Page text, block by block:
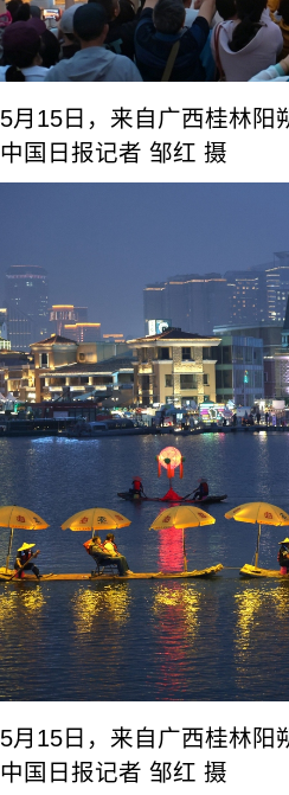
5月15日，来自广西桂林
中国日报记者 邹红 摄
5月15日，来自广西桂林
中国日报记者 邹红 摄